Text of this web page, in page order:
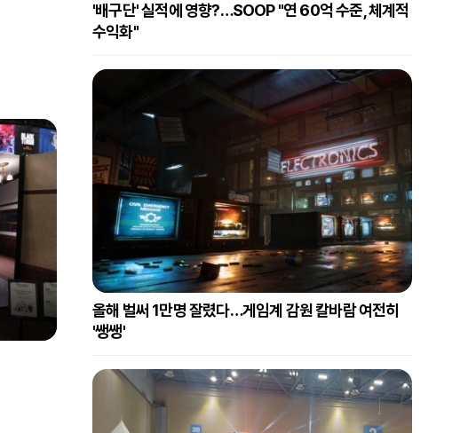
'배구단' 실적에 영향?…SOOP "연 60억 수준, 체계적
수익화"
올해 벌써 1만명 잘렸다…게임계 감원 칼바람 여전히
'쌩쌩'